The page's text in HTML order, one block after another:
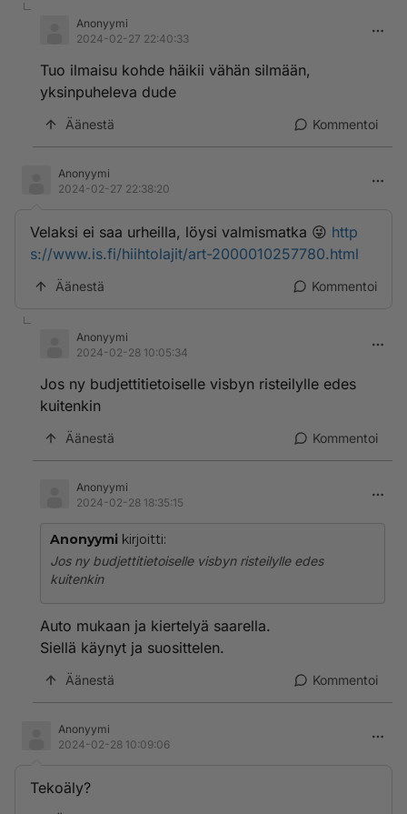
Anonyymi
2024-02-27 22:40:33
Tuo ilmaisu kohde häikii vähän silmään,
yksinpuheleva dude
Äänestä Kommentoi
Anonyymi
2024-02-27 22:38:20
Velaksi ei saa urheilla, löysi valmismatka 😜 http
s://www.is.fi/hiihtolajit/art-2000010257780.html
Äänestä Kommentoi
Anonyymi
2024-02-28 10:05:34
Jos ny budjettitietoiselle visbyn risteilylle edes
kuitenkin
Äänestä Kommentoi
Anonyymi
2024-02-28 18:35:15
Anonyymi kirjoitti:
Jos ny budjettitietoiselle visbyn risteilylle edes
kuitenkin
Auto mukaan ja kiertelyä saarella.
Siellä käynyt ja suosittelen.
Äänestä Kommentoi
Anonyymi
2024-02-28 10:09:06
Tekoäly?